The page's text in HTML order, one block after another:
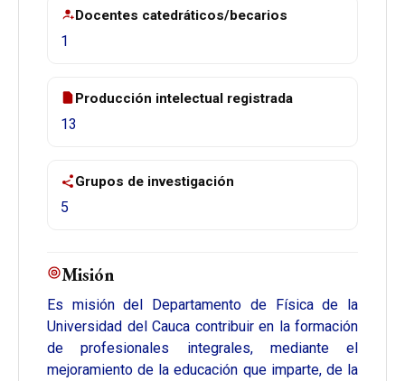
Docentes catedráticos/becarios
1
Producción intelectual registrada
13
Grupos de investigación
5
Misión
Es misión del Departamento de Física de la
Universidad del Cauca contribuir en la formación
de profesionales integrales, mediante el
mejoramiento de la educación que imparte, de la